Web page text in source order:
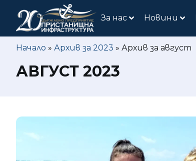
За нас Новини
Начало » Архив за 2023 » Архив за август
АВГУСТ 2023